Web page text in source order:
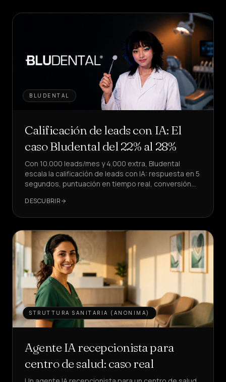
agentes
Plataforma
Gestionada
Salud &
BIENESTAR
Hostelería &
ALIMENTACIÓN
LEAD
Servicios &
HOGAR
Precios
Quiénes
somos
Hazte
BLUDENTAL
Calificación de leads con IA: El
caso Bludental del 22% al 28%
Con 10.000 leads/mes y 4.000 extra, Bludental
escala la calificación de leads con IA: respuesta en 5
segundos, puntuación en tiempo real, conversión
DESCUBRIR
STRUTTURA SANITARIA (ANONIMA)
Agente IA recepcionista para
centro de salud: caso real